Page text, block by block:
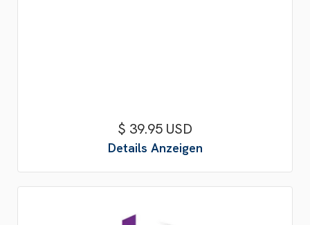
$ 39.95 USD
Details Anzeigen